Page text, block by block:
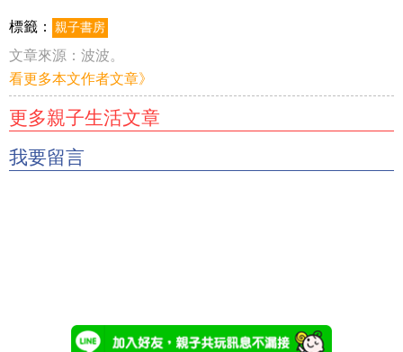
標籤： 親子書房
文章來源： 波波。
看更多本文作者文章》
更多親子生活文章
我要留言